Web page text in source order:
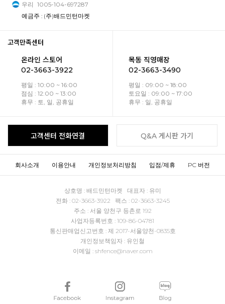
우리 1005-104-697287
예금주 : (주)배드민턴마켓
고객만족센터
온라인 스토어
02-3663-3922
평일 : 10:00 ~ 16:00
점심 : 12:00 ~ 13:00
휴무 : 토, 일, 공휴일
목동 직영매장
02-3663-3490
평일 : 09:00 ~ 18:00
토요일 : 09:00 ~ 17:00
휴무 : 일, 공휴일
고객센터 전화연결 Q&A 게시판 가기
회사소개 이용안내 개인정보처리방침 입점/제휴 PC 버전
상호명 : 배드민턴마켓 대표자 : 유미
전화 : 02-3663-3922 팩스 : 02-3663-3245
주소 : 서울 양천구 등촌로 192
사업자등록번호 : 109-86-04781
통신판매업신고번호 : 제 2017-서울양천-0835호
개인정보책임자 : 유인철
이메일 : shfence@naver.com